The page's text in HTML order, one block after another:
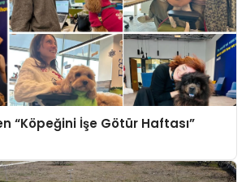
“Köpeğini İşe Götür Haftası”